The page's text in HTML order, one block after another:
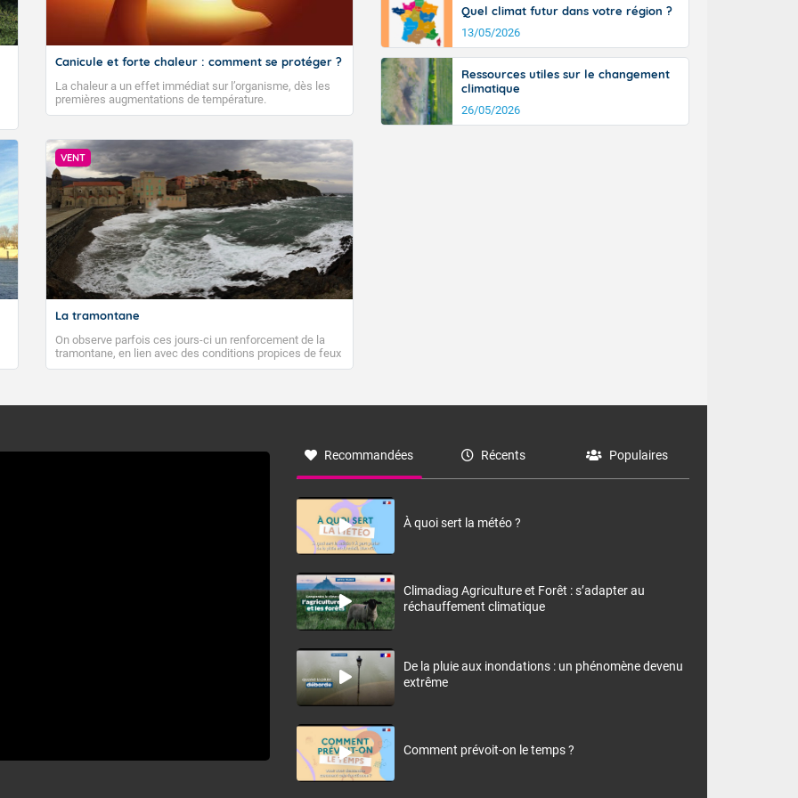
Canicule et forte chaleur : comment se protéger ?
La chaleur a un effet immédiat sur l’organisme, dès les
premières augmentations de température.
VENT
La tramontane
On observe parfois ces jours-ci un renforcement de la
tramontane, en lien avec des conditions propices de feux
de forêt. Mais qu'est-ce que la tramontane ? Quelles sont
à nord-ouest, dans un secteur qui part du Roussillon à la
monts, en allusion aux régions montagneuses d’où
Quel climat futur dans votre région ?
13/05/2026
Ressources utiles sur le changement
climatique
26/05/2026
Recommandées Récents Populaires
À quoi sert la météo ?
Climadiag Agriculture et Forêt : s’adapter au
réchauffement climatique
De la pluie aux inondations : un phénomène devenu
extrême
Comment prévoit-on le temps ?